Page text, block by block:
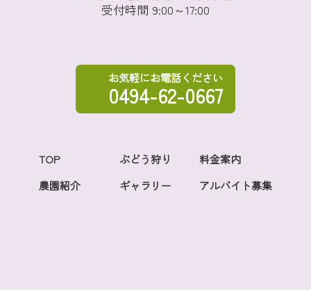
受付時間 9:00～17:00
お気軽にお電話ください
0494-62-0667
TOP ぶどう狩り
料金案内
農園紹介
ギャラリー アルバイト募集